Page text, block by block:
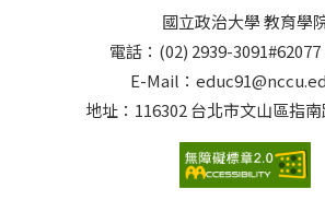
國立政治大學 教育學
電話：(02) 2939-
E-Mail：
地址：116302 台北市文山區指